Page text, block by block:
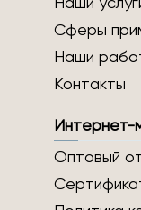
Наши
Сферы
Наши
Контакты
Интернет-
Оптовый